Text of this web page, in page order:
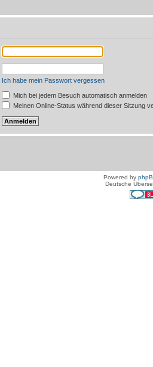
Ich habe mein Passwort vergessen
Mich bei jedem Besuch automatisch anmelden
Meinen Online-Status während dieser Sitzung
Powered by
Deutsche